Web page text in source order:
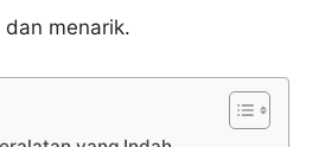
menarik.